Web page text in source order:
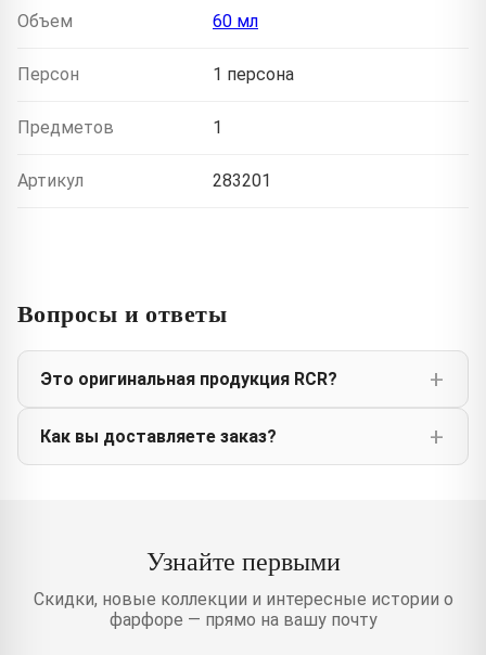
Объем 60 мл
Персон 1 персона
Предметов 1
Артикул 283201
Вопросы и ответы
Это оригинальная продукция RCR?
Как вы доставляете заказ?
Узнайте первыми
Скидки, новые коллекции и интересные истории о
фарфоре — прямо на вашу почту